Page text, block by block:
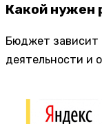
Какой
Бюджет зависит
деятельности и